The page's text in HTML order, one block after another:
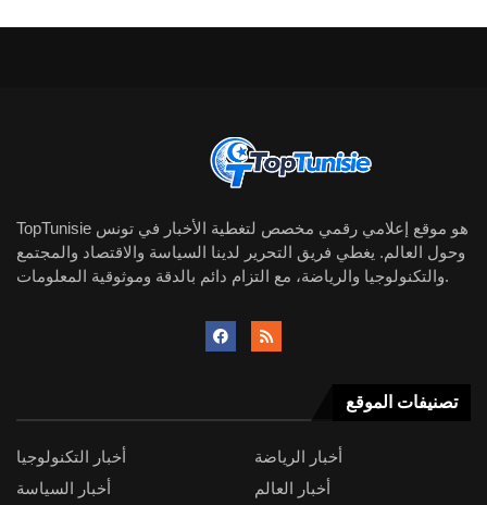
TopTunisie هو موقع إعلامي رقمي مخصص لتغطية الأخبار في تونس
وحول العالم. يغطي فريق التحرير لدينا السياسة والاقتصاد والمجتمع
والتكنولوجيا والرياضة، مع التزام دائم بالدقة وموثوقية المعلومات.
تصنيفات الموقع
أخبار التكنولوجيا
أخبار الرياضة
أخبار السياسة
أخبار العالم